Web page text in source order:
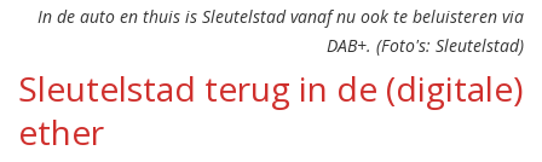
In de auto en thuis is Sleutelstad vanaf nu ook te beluisteren via
DAB+. (Foto's: Sleutelstad)
Sleutelstad terug in de (digitale)
ether